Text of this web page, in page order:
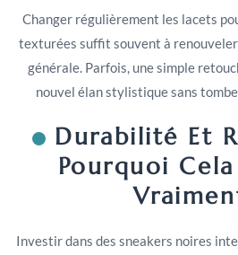
Changer régulièrement les lacets
texturées suffit souvent à
générale. Parfois, une simple
nouvel élan stylistique sans
Durabilité Et
Pourquoi
Investir dans des sneakers noires